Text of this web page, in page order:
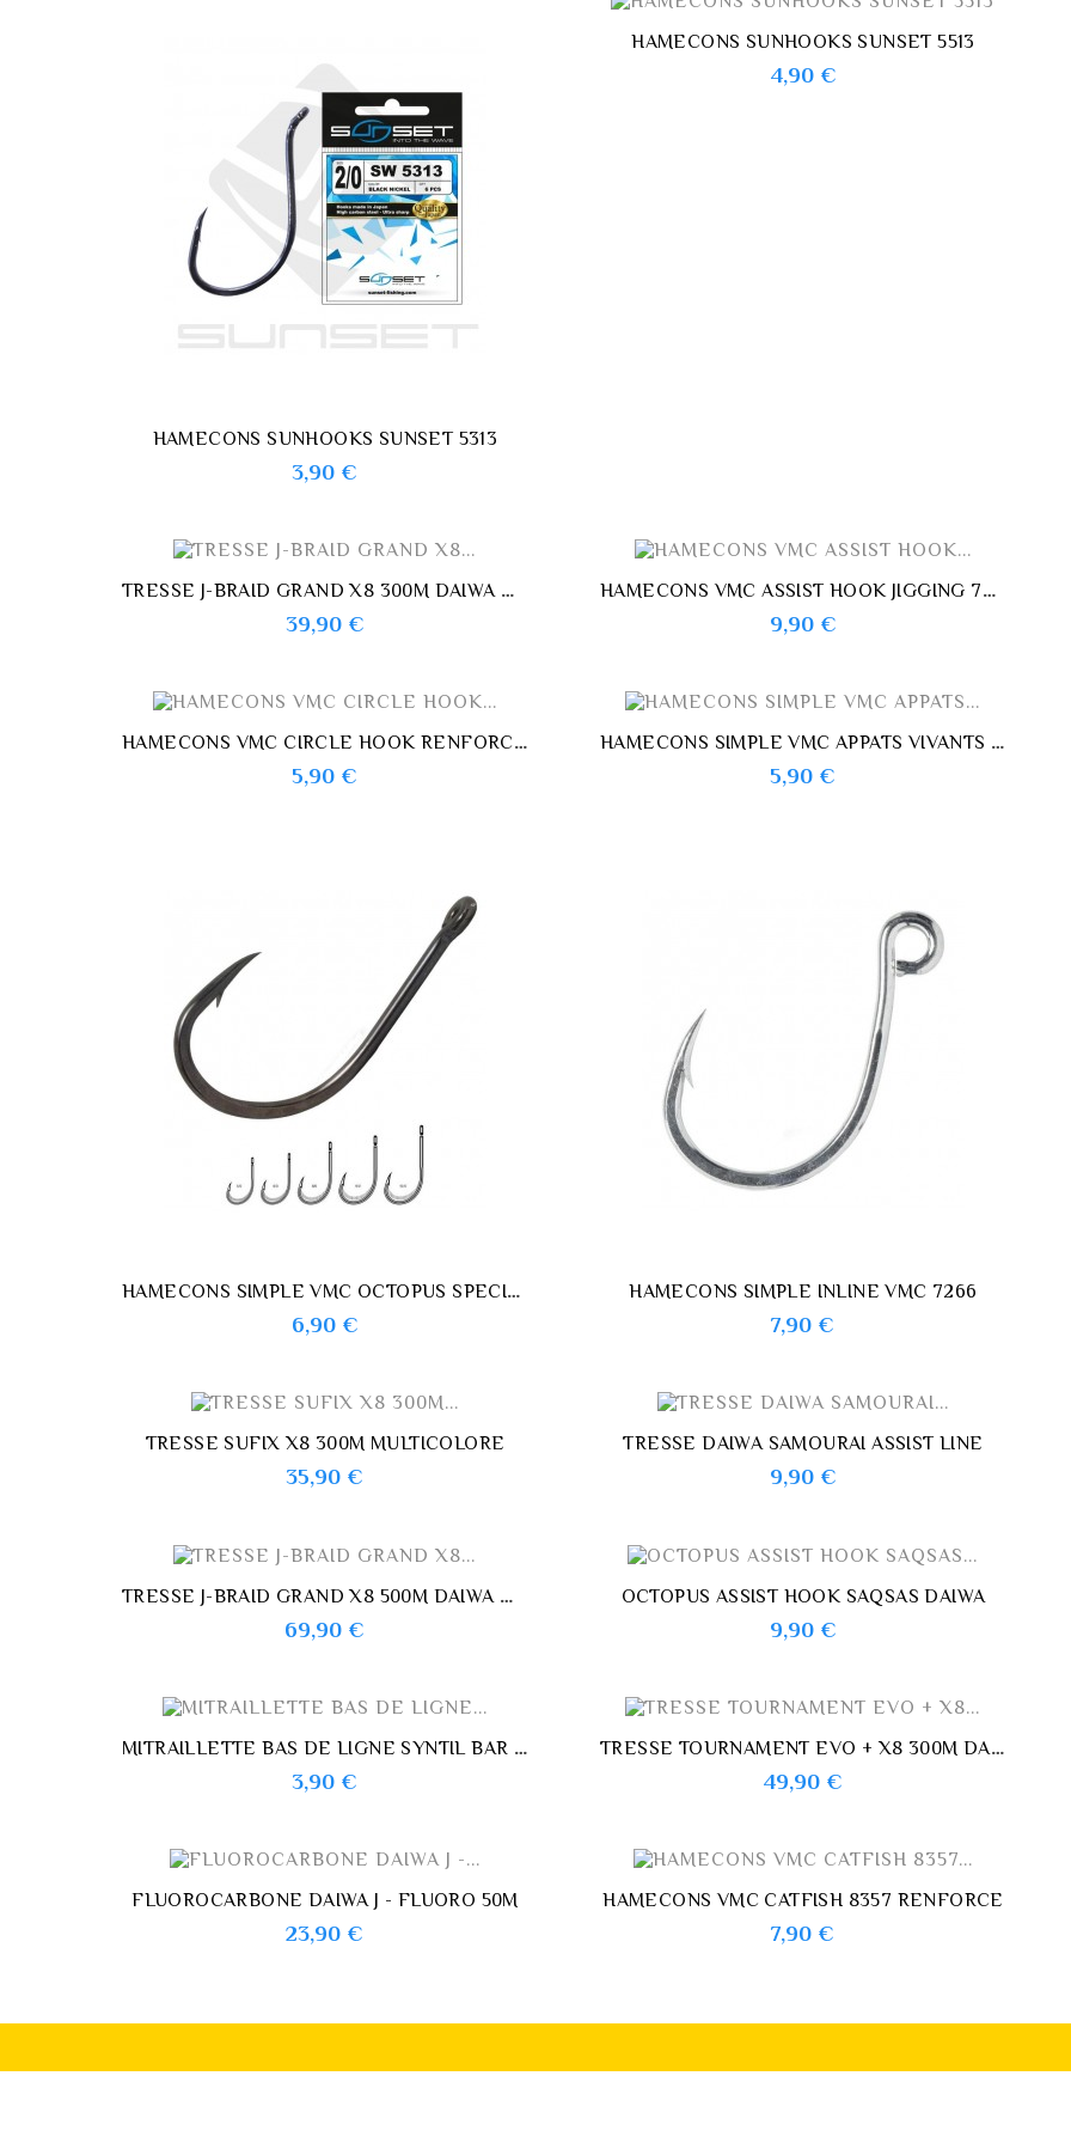
HAMECONS SUNHOOKS SUNSET 5313
3,90 €
HAMECONS SUNHOOKS SUNSET 5513
4,90 €Prix
TRESSE J-BRAID GRAND X8 300M DAIWA MULTICOLORE
39,90 €Prix
HAMECONS VMC ASSIST HOOK JIGGING 7264
9,90 €Prix
HAMECONS VMC CIRCLE HOOK RENFORCE 8382
5,90 €
HAMECONS SIMPLE VMC APPATS VIVANTS 7265
5,90 €
HAMECONS SIMPLE VMC OCTOPUS SPECIMEN 7118
6,90 €Prix
HAMECONS SIMPLE INLINE VMC 7266
7,90 €
TRESSE SUFIX X8 300M MULTICOLORE
35,90 €
TRESSE DAIWA SAMOURAI ASSIST LINE
9,90 €Prix
TRESSE J-BRAID GRAND X8 500M DAIWA MULTICOLORE
69,90 €
OCTOPUS ASSIST HOOK SAQSAS DAIWA
9,90 €Prix
MITRAILLETTE BAS DE LIGNE SYNTIL BAR FLASHMER
3,90 €
TRESSE TOURNAMENT EVO + X8 300M DAIWA MULTICOLORE
49,90 €
FLUOROCARBONE DAIWA J - FLUORO 50M
23,90 €
HAMECONS VMC CATFISH 8357 RENFORCE
7,90 €